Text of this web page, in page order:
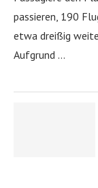
passieren, 190
etwa dreißig
Aufgrund …